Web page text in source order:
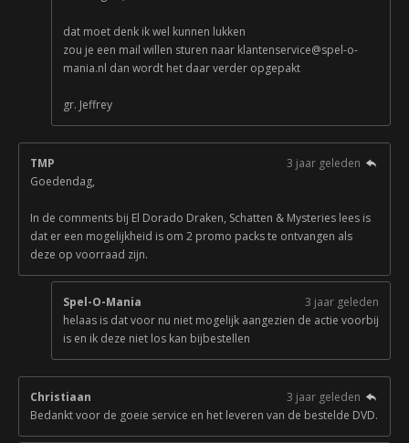
dat moet denk ik wel kunnen lukken
zou je een mail willen sturen naar klantenservice@spel-o-
mania.nl dan wordt het daar verder opgepakt
gr. Jeffrey
TMP
3 jaar geleden
Goedendag,
In de comments bij El Dorado Draken, Schatten & Mysteries lees is
dat er een mogelijkheid is om 2 promo packs te ontvangen als
deze op voorraad zijn.
Spel-O-Mania
3 jaar geleden
helaas is dat voor nu niet mogelijk aangezien de actie voorbij
is en ik deze niet los kan bijbestellen
Christiaan
3 jaar geleden
Bedankt voor de goeie service en het leveren van de bestelde DVD.